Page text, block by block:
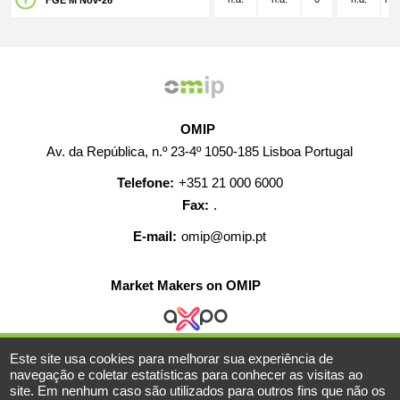
OMIP
Av. da República, n.º 23-4º 1050-185 Lisboa Portugal
Telefone: +351 21 000 6000
Fax: .
E-mail: omip@omip.pt
Market Makers on OMIP
AJUDA CONTACTO CARREIRAS
MAPA WEB
INFORMAÇÃO LEGAL
Este site usa cookies para melhorar sua experiência de
navegação e coletar estatísticas para conhecer as visitas ao
site. Em nenhum caso são utilizados para outros fins que não os